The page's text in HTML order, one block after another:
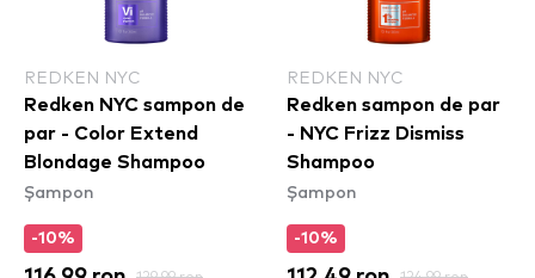
REDKEN NYC
Redken NYC sampon de
par - Color Extend
Blondage Shampoo
Șampon
-10%
REDKEN NYC
Redken sampon de par
- NYC Frizz Dismiss
Shampoo
Șampon
-10%